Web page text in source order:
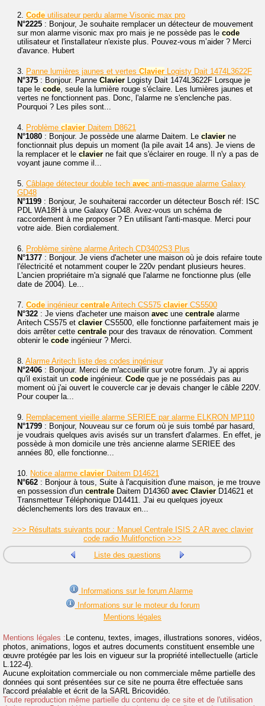
2. Code utilisateur perdu alarme Visonic max pro
N°2225 : Bonjour, Je souhaite remplacer un détecteur de mouvement
sur mon alarme visonic max pro mais je ne possède pas le code
utilisateur et l'installateur n'existe plus. Pouvez-vous m’aider ? Merci
d'avance. Hubert
3. Panne lumières jaunes et vertes Clavier Logisty Dait 1474L3622F
N°375 : Bonjour. Panne Clavier Logisty Dait 1474L3622F Lorsque je
tape le code, seule la lumière rouge s'éclaire. Les lumières jaunes et
vertes ne fonctionnent pas. Donc, l'alarme ne s'enclenche pas.
Pourquoi ? Les piles sont...
4. Problème clavier Daitem D8621
N°1080 : Bonjour. Je possède une alarme Daitem. Le clavier ne
fonctionnait plus depuis un moment (la pile avait 14 ans). Je viens de
la remplacer et le clavier ne fait que s'éclairer en rouge. Il n'y a pas de
voyant jaune comme il...
5. Câblage détecteur double tech avec anti-masque alarme Galaxy
GD48
N°1199 : Bonjour, Je souhaiterai raccorder un détecteur Bosch réf: ISC
PDL WA18H à une Galaxy GD48. Avez-vous un schéma de
raccordement à me proposer ? En utilisant l'anti-masque. Merci pour
votre aide. Bien cordialement.
6. Problème sirène alarme Aritech CD3402S3 Plus
N°1377 : Bonjour. Je viens d'acheter une maison où je dois refaire toute
l'électricité et notamment couper le 220v pendant plusieurs heures.
L'ancien propriétaire m'a signalé que l'alarme ne fonctionne plus (elle
date de 2004). Le...
7. Code ingénieur centrale Aritech CS575 clavier CS5500
N°322 : Je viens d'acheter une maison avec une centrale alarme
Aritech CS575 et clavier CS5500, elle fonctionne parfaitement mais je
dois arrêter cette centrale pour des travaux de rénovation. Comment
obtenir le code ingénieur ? Merci.
8. Alarme Aritech liste des codes ingénieur
N°2406 : Bonjour. Merci de m'accueillir sur votre forum. J'y ai appris
qu'il existait un code ingénieur. Code que je ne possédais pas au
moment où j'ai ouvert le couvercle car je devais changer le câble 220V.
Pour couper la...
9. Remplacement vieille alarme SERIEE par alarme ELKRON MP110
N°1799 : Bonjour, Nouveau sur ce forum où je suis tombé par hasard,
je voudrais quelques avis avisés sur un transfert d'alarmes. En effet, je
possède à mon domicile une très ancienne alarme SERIEE des
années 80, elle fonctionne...
10. Notice alarme clavier Daitem D14621
N°662 : Bonjour à tous, Suite à l'acquisition d'une maison, je me trouve
en possession d'un centrale Daitem D14360 avec Clavier D14621 et
Transmetteur Téléphonique D14411. J'ai eu quelques joyeux
déclenchements lors des travaux en...
>>> Résultats suivants pour : Manuel Centrale ISIS 2 AR avec clavier
code radio Mulitfonction >>>
Liste des questions
Informations sur le forum Alarme
Informations sur le moteur du forum
Mentions légales
Mentions légales : Le contenu, textes, images, illustrations sonores, vidéos,
photos, animations, logos et autres documents constituent ensemble une
œuvre protégée par les lois en vigueur sur la propriété intellectuelle (article
L.122-4).
Aucune exploitation commerciale ou non commerciale même partielle des
données qui sont présentées sur ce site ne pourra être effectuée sans
l'accord préalable et écrit de la SARL Bricovidéo.
Toute reproduction même partielle du contenu de ce site et de l'utilisation